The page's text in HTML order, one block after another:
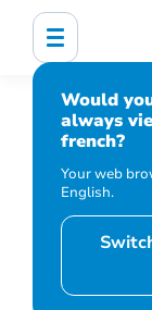
Would
always
french?
Your web
English.
Accueil
Programmation
et activités